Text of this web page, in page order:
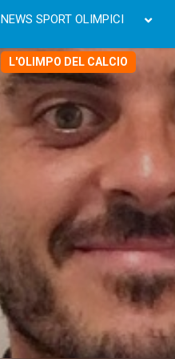
NEWS SPORT OLIMPICI
L'OLIMPO DEL CALCIO